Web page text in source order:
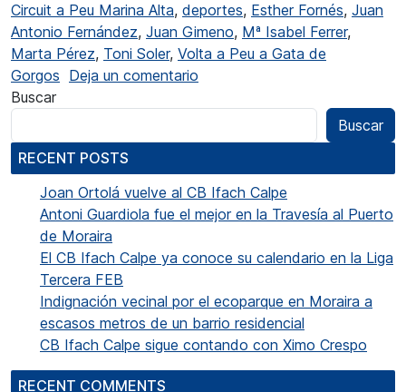
Circuit a Peu Marina Alta, deportes, Esther Fornés, Juan
Antonio Fernández, Juan Gimeno, Mª Isabel Ferrer,
Marta Pérez, Toni Soler, Volta a Peu a Gata de
Gorgos Deja un comentario
Buscar
Buscar
RECENT POSTS
Joan Ortolá vuelve al CB Ifach Calpe
Antoni Guardiola fue el mejor en la Travesía al Puerto
de Moraira
El CB Ifach Calpe ya conoce su calendario en la Liga
Tercera FEB
Indignación vecinal por el ecoparque en Moraira a
escasos metros de un barrio residencial
CB Ifach Calpe sigue contando con Ximo Crespo
RECENT COMMENTS